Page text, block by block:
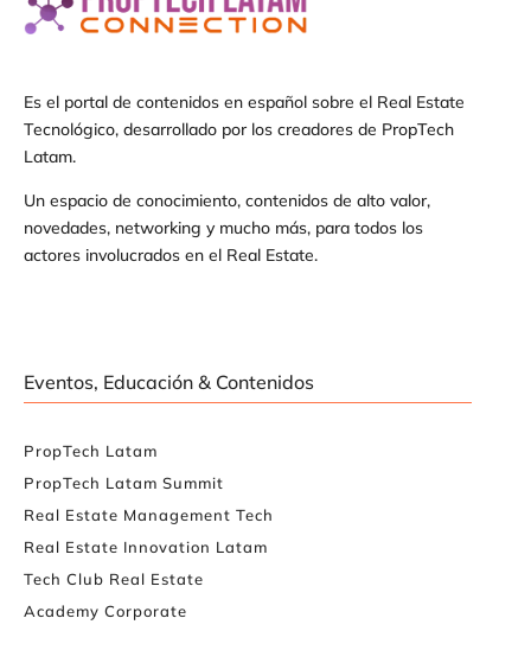
Es el portal de contenidos en español sobre el Real Estate
Tecnológico, desarrollado por los creadores de PropTech
Latam.
Un espacio de conocimiento, contenidos de alto valor,
novedades, networking y mucho más, para todos los
actores involucrados en el Real Estate.
Eventos, Educación & Contenidos
PropTech Latam
PropTech Latam Summit
Real Estate Management Tech
Real Estate Innovation Latam
Tech Club Real Estate
Academy Corporate